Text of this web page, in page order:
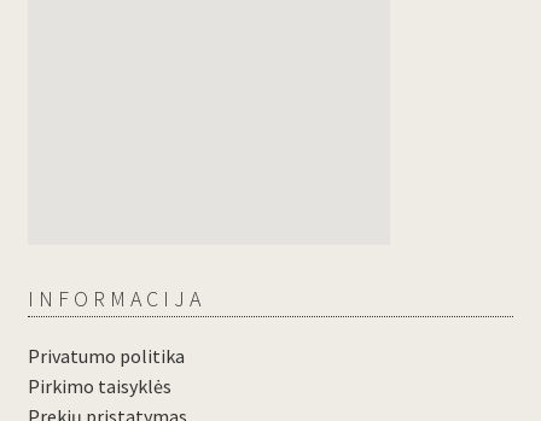
INFORMACIJA
Privatumo politika
Pirkimo taisyklės
Prekių pristatymas